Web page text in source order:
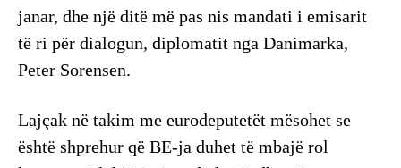
janar, dhe një ditë më pas nis mandati i emisarit
të ri për dialogun, diplomatit nga Danimarka,
Peter Sorensen.
Lajçak në takim me eurodeputetët mësohet se
është shprehur që BE-ja duhet të mbajë rol